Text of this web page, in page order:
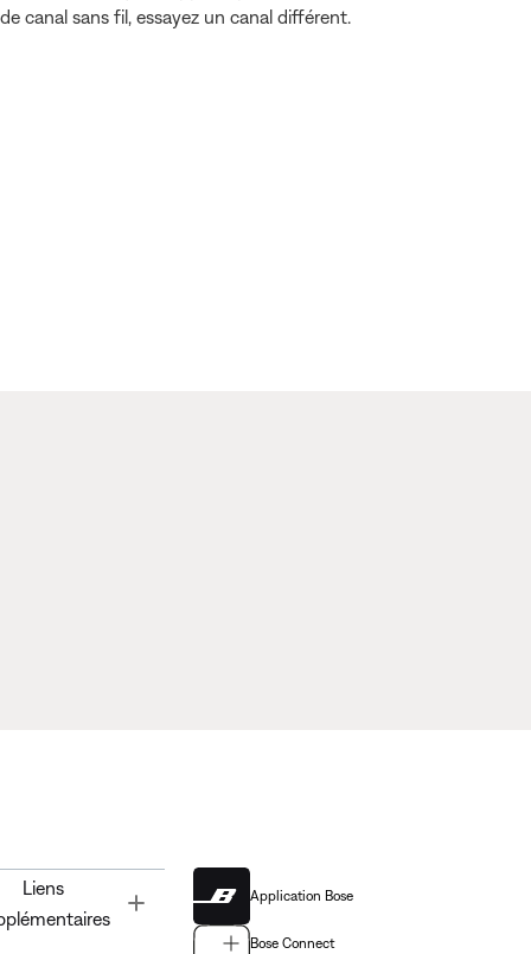
canal sans fil, essayez un canal différent.
Liens
Application Bose
Bose Connect